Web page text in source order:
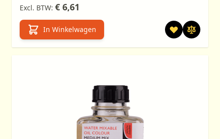
€ 6,61
In Winkelwagen